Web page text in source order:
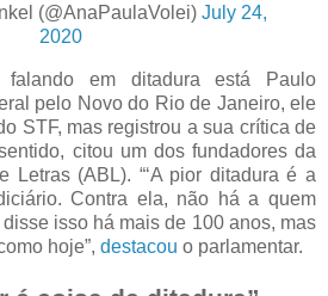
(@AnaPaulaVolei) July 24,
2020
falando em ditadura está Paulo
pelo Novo do Rio de Janeiro, ele
STF, mas registrou a sua crítica de
citou um dos fundadores da
Letras (ABL). “‘A pior ditadura é a
Contra ela, não há a quem
isso há mais de 100 anos, mas
hoje”, destacou o parlamentar.